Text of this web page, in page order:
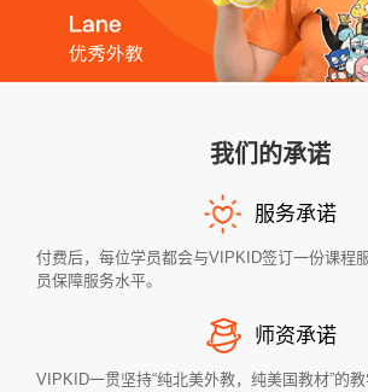
我们的承诺
服务承诺
付费后，每位学员都会与VIPKID签订一份课程
员保障服务水平。
师资承诺
VIPKID一贯坚持“纯北美外教，纯美国教材”的